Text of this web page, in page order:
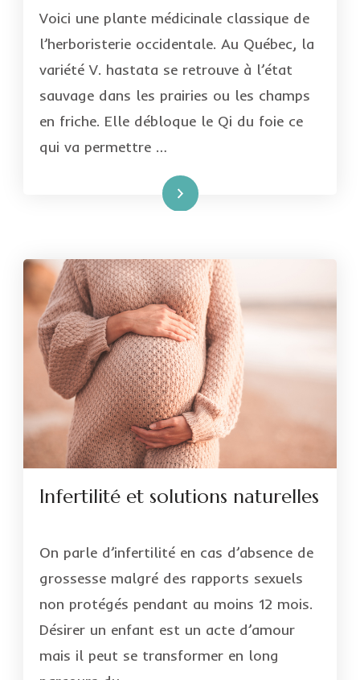
Voici une plante médicinale classique de
l’herboristerie occidentale. Au Québec, la
variété V. hastata se retrouve à l’état
sauvage dans les prairies ou les champs
en friche. Elle débloque le Qi du foie ce
qui va permettre …
Lire la suite
Infertilité et solutions naturelles
On parle d’infertilité en cas d’absence de
grossesse malgré des rapports sexuels
non protégés pendant au moins 12 mois.
Désirer un enfant est un acte d’amour
mais il peut se transformer en long